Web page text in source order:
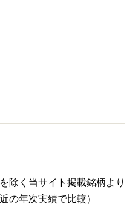
除く当サイト掲載銘柄より
の年次実績で比較）